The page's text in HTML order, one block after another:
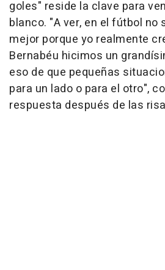
goles" reside la clave para
blanco. "A ver, en el fútbol no
mejor porque yo realmente
Bernabéu hicimos un
eso de que pequeñas
para un lado o para el otro",
respuesta después de las